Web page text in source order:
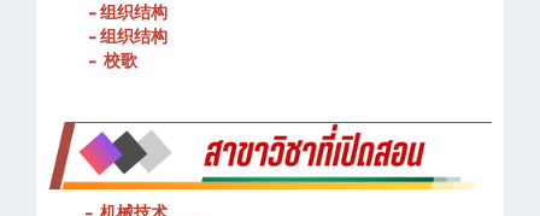
- 春武里技术学院的宗旨和理念
- 组织结构
- 组织结构